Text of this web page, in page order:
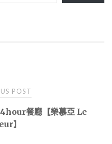
POST
餐廳【樂慕亞 Le
】